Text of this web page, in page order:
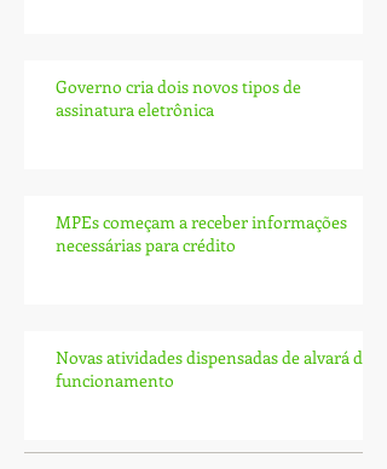
Governo cria dois novos tipos de
assinatura eletrônica
MPEs começam a receber informações
necessárias para crédito
Novas atividades dispensadas de alvará de
funcionamento